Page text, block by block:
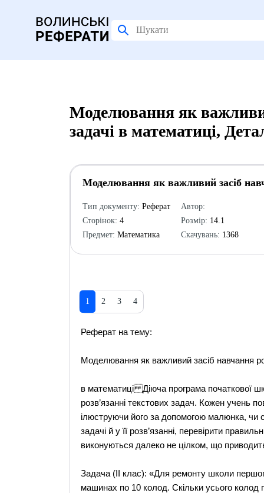
Моделювання як
задачі в математиці,
Моделювання як важливий засіб
Тип документу: Реферат
Сторінок: 4
Предмет: Математика
Автор:
Розмір: 14.1
Скачувань: 1368
1 2 3 4
Реферат на тему:
Моделювання як важливий засіб навчання
в математиці Діюча програма початкової
розв’язанні текстових задач. Кожен учень
ілюструючи його за допомогою малюнка, чи
задачі й у її розв’язанні, перевірити
виконуються далеко не цілком, що
Задача (II клас): «Для ремонту школи
машинах по 10 колод. Скільки усього колод